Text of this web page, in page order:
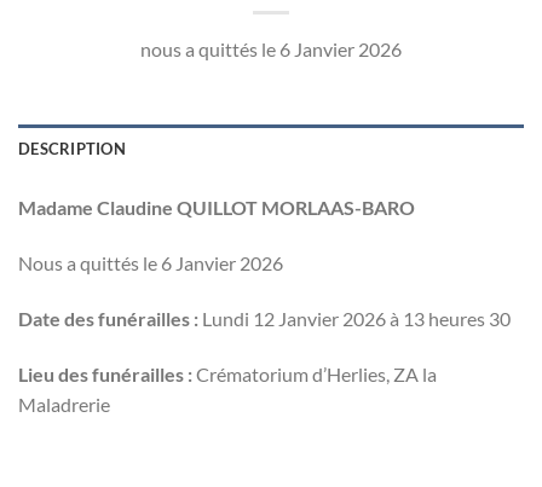
nous a quittés le 6 Janvier 2026
DESCRIPTION
Madame Claudine QUILLOT MORLAAS-BARO
Nous a quittés le 6 Janvier 2026
Date des funérailles : Lundi 12 Janvier 2026 à 13 heures 30
Lieu des funérailles :Crématorium d’Herlies, ZA la
Maladrerie